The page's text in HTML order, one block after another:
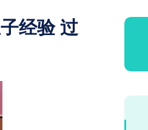
经验 过